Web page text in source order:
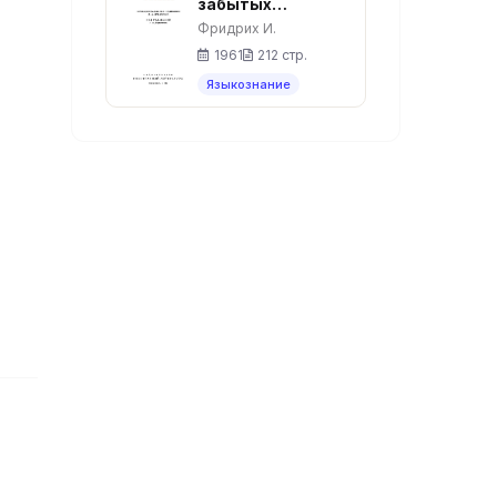
забытых
письменностей и
язык
Фридрих И.
1961
212 стр.
Языкознание